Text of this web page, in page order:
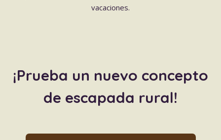
vacaciones.
¡Prueba un nuevo concepto
de escapada rural!